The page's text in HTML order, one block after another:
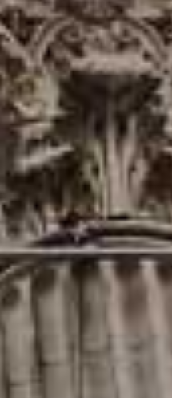
porozumieť im, po menšom
pojmami nestretli. V tomto